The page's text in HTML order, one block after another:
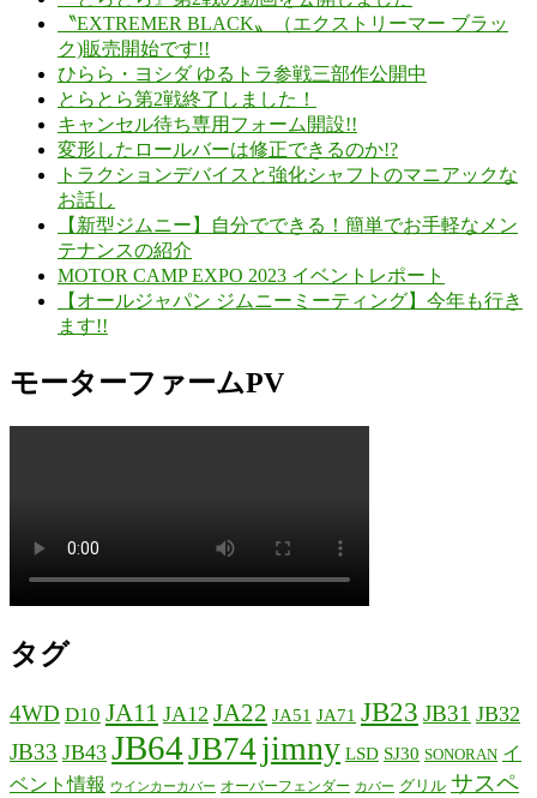
〝EXTREMER BLACK〟（エクストリーマー ブラッ
ク)販売開始です!!
ひらら・ヨシダ ゆるトラ参戦三部作公開中
とらとら第2戦終了しました！
キャンセル待ち専用フォーム開設!!
変形したロールバーは修正できるのか!?
トラクションデバイスと強化シャフトのマニアックな
お話し
【新型ジムニー】自分でできる！簡単でお手軽なメン
テナンスの紹介
MOTOR CAMP EXPO 2023 イベントレポート
【オールジャパン ジムニーミーティング】今年も行き
ます!!
モーターファームPV
タグ
4WD D10 JA11 JA12 JA22 JA51 JA71 JB23 JB31 JB32
JB33 JB43 JB64JB74 jimny LSD SJ30 SONORAN イ
ベント情報
ウインカーカバー オーバーフェンダー カバー グリル サスペ